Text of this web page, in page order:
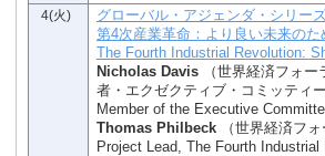
4(火)
グローバル・アジェンダ・シリー
第4次産業革命：より良い未来のた
The Fourth Industrial Revolution:
Nicholas Davis （世界経済フォ
者・エクゼクティブ・コミッティ
Member of the Executive
Thomas Philbeck （世界経済フ
Project Lead, The Fourth